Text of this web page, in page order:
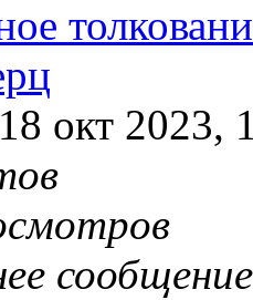
окт 2023,